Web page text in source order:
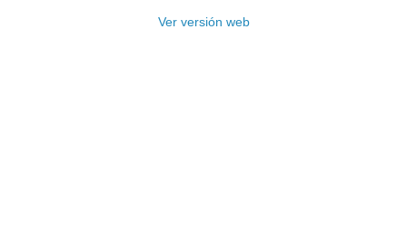
Ver versión web